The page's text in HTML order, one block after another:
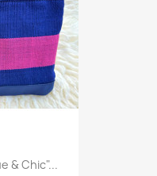
& Chic"...